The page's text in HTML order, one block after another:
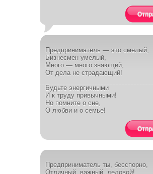
Предприниматель — это смелый,
Бизнесмен умелый,
Много — много знающий,
От дела не страдающий!
Будьте энергичными
И к труду привычными!
Но помните о сне,
О любви и о семье!
Предприниматель ты, бесспорно,
Отличный, важный, деловой!